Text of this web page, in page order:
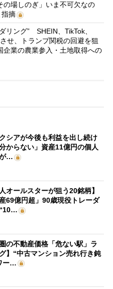
場しのぎ」いま不可欠なの
指摘
リング” SHEIN、TikTok、
せ、トランプ関税の回避を狙
業の農業参入・土地取得への
クシアが今後も利益を出し続け
からない」資産11億円の個人
…
人オールスターが狙う20銘柄】
産69億円超」90歳現役トレーダ
圏の不動産価格「危ない駅」ラ
】“中古マンション売れ行き鈍
ー…